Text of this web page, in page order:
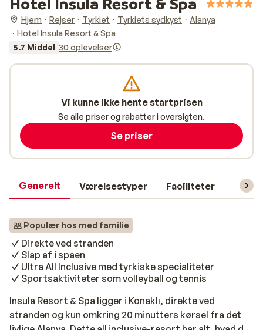
Hjem Rejser Tyrkiet Tyrkiets sydkyst
Alanya
Hotel Insula Resort & Spa
5.7 Middel 30 oplevelser
Generelt Værelsestyper Faciliteter
Populær hos med familie
Direkte ved stranden
Slap af i spaen
Ultra All Inclusive med tyrkiske specialiteter
Sportsaktiviteter som volleyball og tennis
Insula Resort & Spa ligger i Konaklı, direkte ved
stranden og kun omkring 20 minutters kørsel fra det
Vi kunne ikke hente startprisen
Se alle priser og rabatter i oversigten.
Se priser